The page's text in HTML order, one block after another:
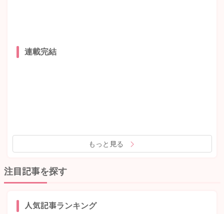
連載完結
もっと見る
注目記事を探す
人気記事ランキング